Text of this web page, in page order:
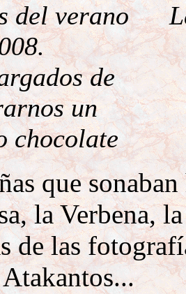
del verano
de
un
chocolate
que sonaban
la Verbena,
de las